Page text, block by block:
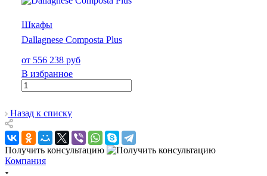
Шкафы
Dallagnese Composta Plus
от 556 238 руб
В избранное
Назад к списку
Получить консультацию
Компания